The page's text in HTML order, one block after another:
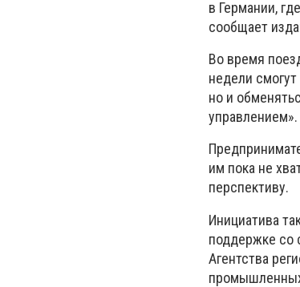
в Германии,
сообщает
Во время
недели
но и
управлением».
им пока не
перспективу.
Инициатива
поддержке со
Агентства
промышленных